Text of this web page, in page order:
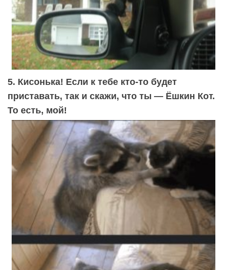
5. Кисонька! Если к тебе кто-то будет
приставать, так и скажи, что ты — Ёшкин Кот.
То есть, мой!